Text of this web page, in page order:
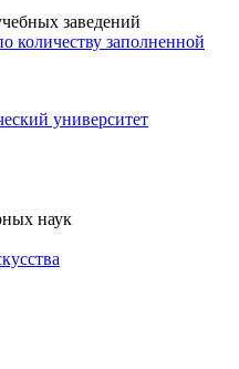
заведений
количеству заполненной
университет
наук